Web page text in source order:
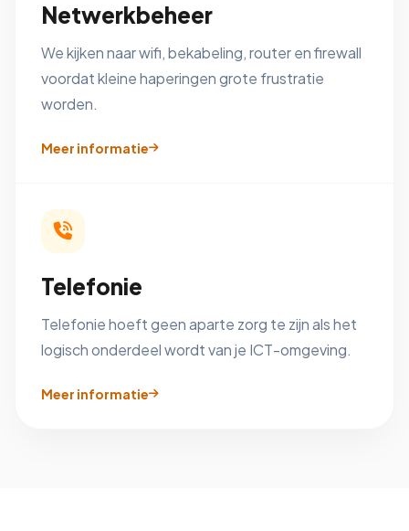
Netwerkbeheer
We kijken naar wifi, bekabeling, router en firewall
voordat kleine haperingen grote frustratie
worden.
Meer informatie
Telefonie
Telefonie hoeft geen aparte zorg te zijn als het
logisch onderdeel wordt van je ICT-omgeving.
Meer informatie